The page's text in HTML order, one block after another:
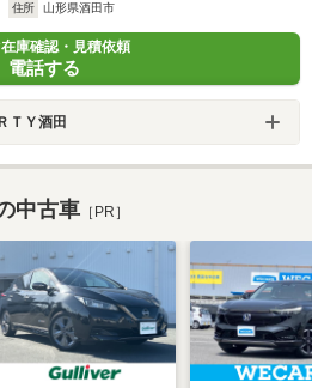
住所
山形県酒田市
庫確認・見積依頼
電話する
ＴＹ酒田
中古車 ［PR］